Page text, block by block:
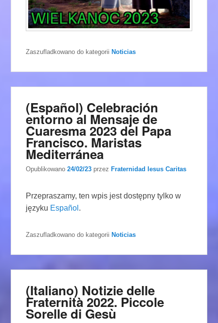
Zaszufladkowano do kategorii Noticias
(Español) Celebración
entorno al Mensaje de
Cuaresma 2023 del Papa
Francisco. Maristas
Mediterránea
Opublikowano24/02/23 przez Fraternidad Iesus Caritas
Przepraszamy, ten wpis jest dostępny tylko w
języku Español .
Zaszufladkowano do kategorii Noticias
(Italiano) Notizie delle
Fraternità 2022. Piccole
Sorelle di Gesù